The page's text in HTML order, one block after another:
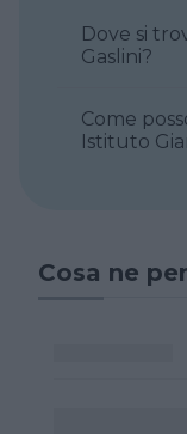
Dove si trova Istituto
Gaslini?
Come
Istituto
Cosa ne